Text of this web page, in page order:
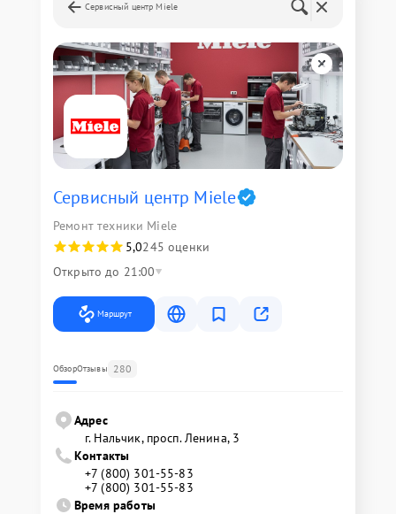
Сервисный центр Miele
Сервисный центр Miele
Ремонт техники Miele
5,0245 оценки
Открыто до 21:00
Маршрут
ОбзорОтзывы 280
Адрес
г. Нальчик, просп. Ленина, 3
Контакты
+7 (800) 301-55-83
+7 (800) 301-55-83
Время работы